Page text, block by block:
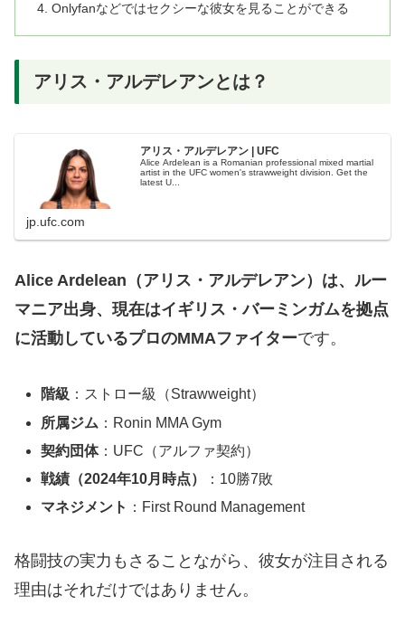
Onlyfanなどではセクシーな彼女を見ることができる
アリス・アルデレアンとは？
アリス・アルデレアン | UFC
Alice Ardelean is a Romanian professional mixed martial
artist in the UFC women's strawweight division. Get the
latest U...
jp.ufc.com
Alice Ardelean（アリス・アルデレアン）は、ルー
マニア出身、現在はイギリス・バーミンガムを拠点
に活動しているプロのMMAファイターです。
階級 ：ストロー級（Strawweight）
所属ジム ：Ronin MMA Gym
契約団体：UFC（アルファ契約）
戦績（2024年10月時点）
：10勝7敗
マネジメント ：First Round Management
格闘技の実力もさることながら、彼女が注目される
理由はそれだけではありません。